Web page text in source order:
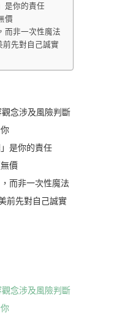
是你的責任
價
而非一次性魔法
前先對自己誠實
念涉及風險判斷
是你的責任
價
而非一次性魔法
前先對自己誠實
念涉及風險判斷